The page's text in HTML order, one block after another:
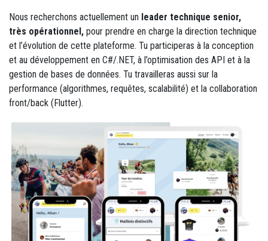
Nous recherchons actuellement un leader technique senior,
très opérationnel, pour prendre en charge la direction technique
et l’évolution de cette plateforme. Tu participeras à la conception
et au développement en C#/.NET, à l’optimisation des API et à la
gestion de bases de données. Tu travailleras aussi sur la
performance (algorithmes, requêtes, scalabilité) et la collaboration
front/back (Flutter).